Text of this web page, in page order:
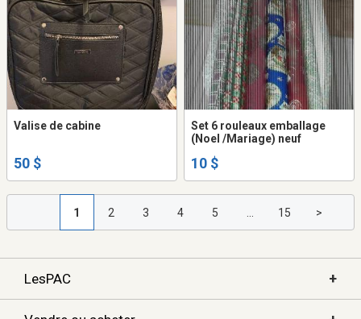
Valise de cabine
50 $
Set 6 rouleaux emballage
(Noel /Mariage) neuf
10 $
1 2 3 4 5 15 >
LesPAC +